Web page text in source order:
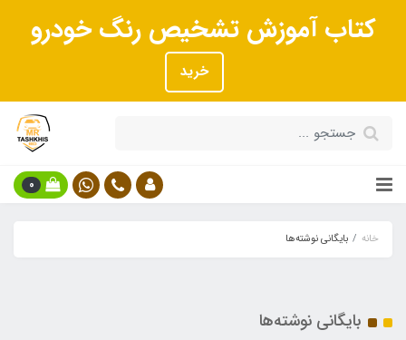
کتاب آموزش تشخیص رنگ خودرو
خرید
0
خانه بایگانی نوشته‌ها
بایگانی نوشته‌ها